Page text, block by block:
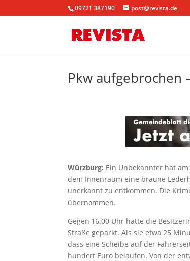
09721 387190 post@revista.de
Pkw aufgebrochen
Würzburg: Ein Unbekannter hat
dem Innenraum eine braune
unerkannt zu entkommen. Die
übernommen.
Gegen 16.00 Uhr hatte die
Straße geparkt. Als sie etwa 25
dass eine Scheibe auf der
hundert Euro belaufen. Von der